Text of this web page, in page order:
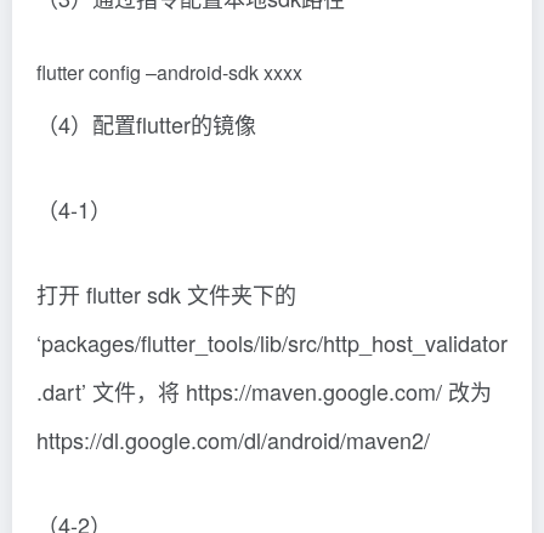
flutter config –android-sdk xxxx
（4）配置flutter的镜像
（4-1）
打开 flutter sdk 文件夹下的
‘packages/flutter_tools/lib/src/http_host_validator
.dart’ 文件，将 https://maven.google.com/ 改为
https://dl.google.com/dl/android/maven2/
（4-2）